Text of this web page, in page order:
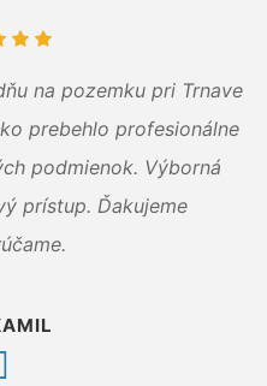
na pozemku pri Trnave
prebehlo profesionálne
podmienok. Výborná
prístup. Ďakujeme